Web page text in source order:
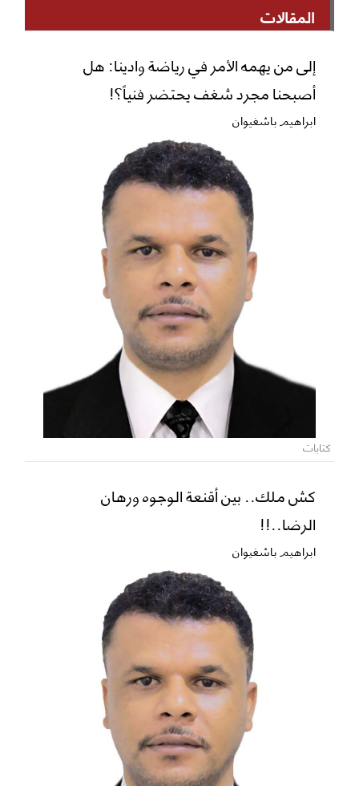
المقالات
إلى من يهمه الأمر في رياضة وادينا: هل
أصبحنا مجرد شغف يحتضر فنياً؟!
ابراهيم باشغيوان
كتابات
كش ملك.. بين أقنعة الوجوه ورهان
الرضا..!!
ابراهيم باشغيوان